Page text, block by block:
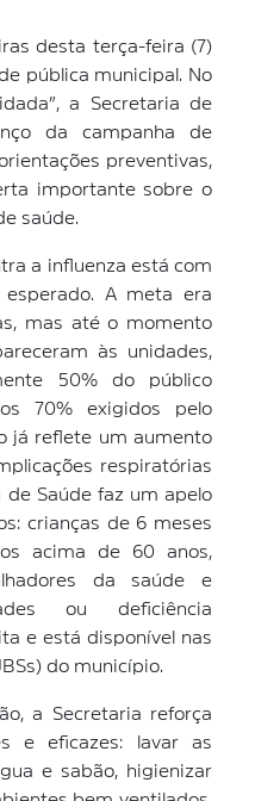
desta terça-feira (7)
pública municipal. No
a Secretaria de
da campanha de
preventivas,
importante sobre o
saúde.
a influenza está com
A meta era
mas até o momento
às unidades,
50% do público
70% exigidos pelo
já reflete um aumento
respiratórias
de Saúde faz um apelo
crianças de 6 meses
acima de 60 anos,
da saúde e
ou deficiência
e está disponível nas
do município.
a Secretaria reforça
e eficazes: lavar as
e sabão, higienizar